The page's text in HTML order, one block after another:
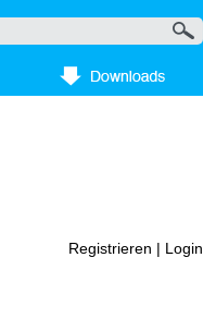
Registrieren Login